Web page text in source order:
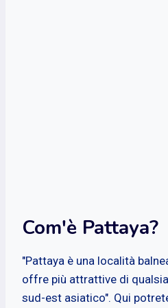
Com'è Pattaya?
"Pattaya è una località
offre più attrattive di
sud-est asiatico". Qui